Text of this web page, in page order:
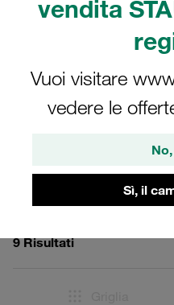
vendita
Vuoi visitare
vedere le
Sì, il
in ambienti industriali,
al contempo
Filtri /
9 Risultati